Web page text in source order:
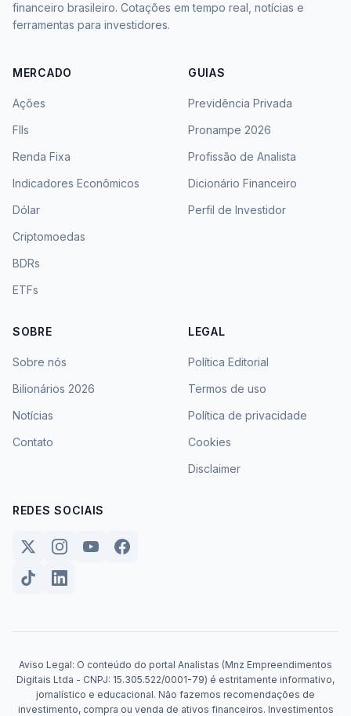
financeiro brasileiro. Cotações em tempo real, notícias e
ferramentas para investidores.
MERCADO
Ações
FIIs
Renda Fixa
Indicadores Econômicos
Dólar
Criptomoedas
BDRs
ETFs
GUIAS
Previdência Privada
Pronampe 2026
Profissão de Analista
Dicionário Financeiro
Perfil de Investidor
SOBRE
Sobre nós
Bilionários 2026
Notícias
Contato
LEGAL
Política Editorial
Termos de uso
Política de privacidade
Cookies
Disclaimer
REDES SOCIAIS
Aviso Legal: O conteúdo do portal Analistas (Mnz Empreendimentos
Digitais Ltda - CNPJ: 15.305.522/0001-79) é estritamente informativo,
jornalístico e educacional. Não fazemos recomendações de
investimento, compra ou venda de ativos financeiros. Investimentos